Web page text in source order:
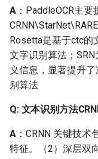
字），如何识别
Q：请问对于图
集文字，有什么
办法吗？
Q： 文本行较紧
下如何准确检测
Q：对于一些在
微模糊的文本，
A ：PaddleOCR主
Rosetta是基于ctc的
文字识别算法；
义信息，显著提升
别算法
Q: 文本识别方法
A ：CRNN 关键技
特征。（2）深层双